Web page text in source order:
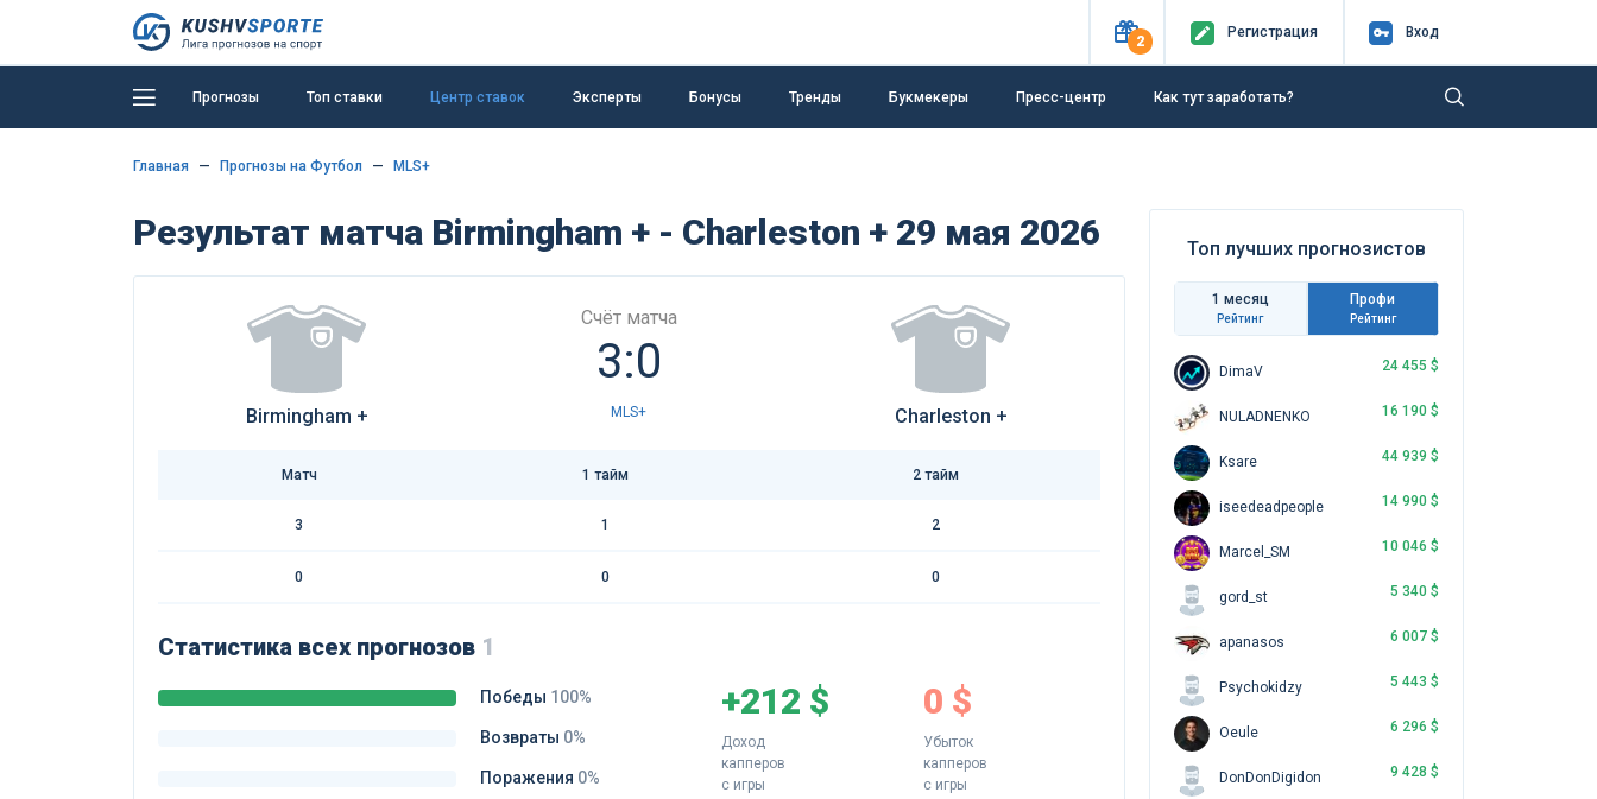
2
Регистрация Вход
Прогнозы Топ ставки Центр ставок Эксперты Бонусы Тренды Букмекеры Пресс-центр Как тут заработать?
Главная Прогнозы на Футбол MLS+
Результат матча Birmingham + - Charleston + 29 мая 2026
Birmingham +
Счёт матча
3:0
MLS+ Charleston +
Матч 1 тайм 2 тайм
3 1 2
0 0 0
Статистика всех прогнозов 1
Победы 100%
Возвраты 0%
Поражения 0%
+212 $
Доход
капперов
с игры
0 $
Убыток
капперов
с игры
Топ лучших прогнозистов
1 месяц
Рейтинг
Профи
Рейтинг
DimaV 24 455 $
NULADNENKO 16 190 $
Ksare 44 939 $
iseedeadpeople 14 990 $
Marcel_SM 10 046 $
gord_st 5 340 $
apanasos 6 007 $
Psychokidzy 5 443 $
Oeule 6 296 $
DonDonDigidon 9 428 $